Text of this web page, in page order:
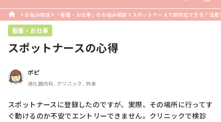
お悩み相談 「看護・お仕事」のお悩み相談 スポットナースで即対応できる？注
看護・お仕事
スポットナースの心得
ポピ
消化器内科, クリニック, 外来
スポットナースに登録したのですが、実際、その場所に行ってす
ぐ動けるのか不安でエントリーできません。クリニックで検診